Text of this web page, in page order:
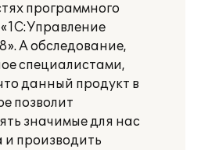
программного
А обследование,
специалистами,
данный продукт в
позволит
значимые для нас
и производить